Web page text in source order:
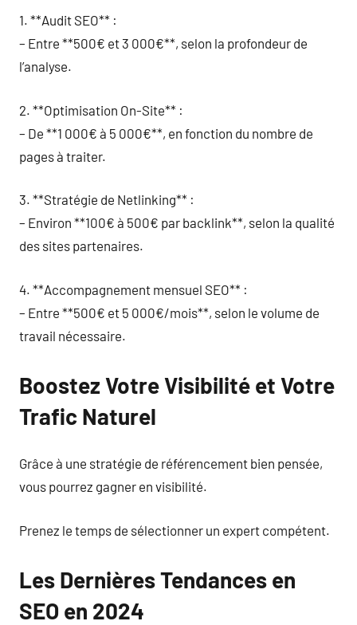
1. **Audit SEO** :
– Entre **500€ et 3 000€**, selon la profondeur de
l’analyse.
2. **Optimisation On-Site** :
– De **1 000€ à 5 000€**, en fonction du nombre de
pages à traiter.
3. **Stratégie de Netlinking** :
– Environ **100€ à 500€ par backlink**, selon la qualité
des sites partenaires.
4. **Accompagnement mensuel SEO** :
– Entre **500€ et 5 000€/mois**, selon le volume de
travail nécessaire.
Boostez Votre Visibilité et Votre
Trafic Naturel
Grâce à une stratégie de référencement bien pensée,
vous pourrez gagner en visibilité.
Prenez le temps de sélectionner un expert compétent.
Les Dernières Tendances en
SEO en 2024